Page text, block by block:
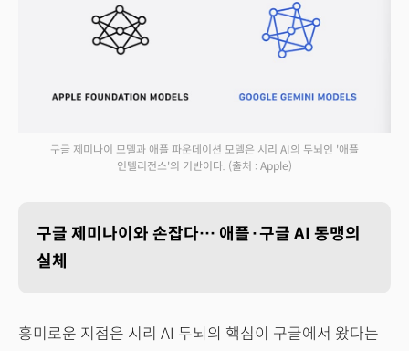
구글 제미나이 모델과 애플 파운데이션 모델은 시리 AI의 두뇌인 '애플
인텔리전스'의 기반이다. (출처 : Apple)
구글 제미나이와 손잡다… 애플·구글 AI 동맹의
실체
흥미로운 지점은 시리 AI 두뇌의 핵심이 구글에서 왔다는